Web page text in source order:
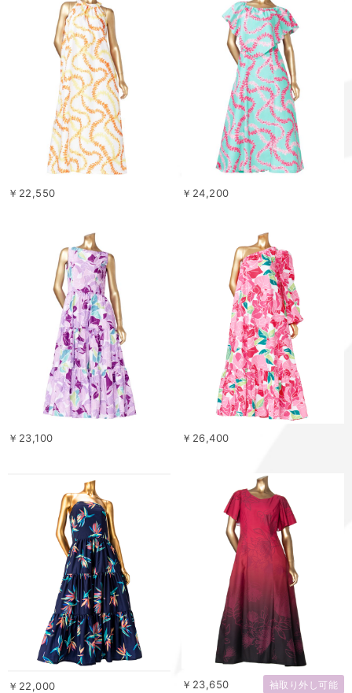
￥22,550 ￥24,200
￥23,100 ￥26,400
￥22,000 ￥23,650 袖取り外し可能